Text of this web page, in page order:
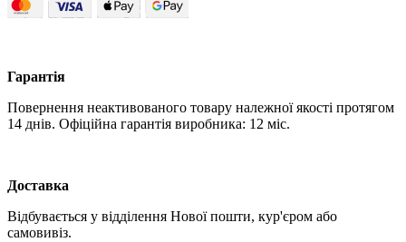
Гарантія
Повернення неактивованого товару належної якості протягом
14 днів. Офіційна гарантія виробника: 12 міс.
Доставка
Відбувається у відділення Нової пошти, кур'єром або
самовивіз.